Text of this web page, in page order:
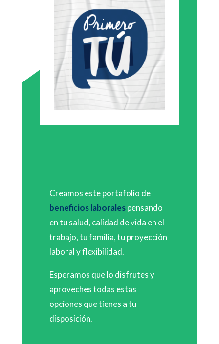
Creamos este portafolio de
beneficios laboralespensando
en tu salud, calidad de vida en el
trabajo, tu familia, tu proyección
laboral y flexibilidad.
Esperamos que lo disfrutes y
aproveches todas estas
opciones que tienes a tu
disposición.